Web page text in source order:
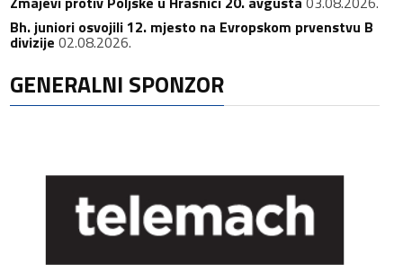
Bh. juniori osvojili 12. mjesto na Evropskom prvenstvu B
divizije 02.08.2026.
GENERALNI SPONZOR